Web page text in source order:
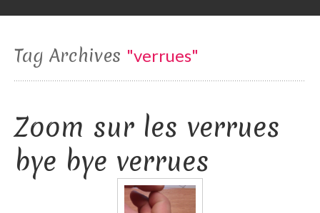
Soins Habitat Bordeaux – Biscarrosse
Soins EMDR
Gestion & libération émotionnelle
Développer son don
Soin passeuse d’âme
Magnétisme : Soins énergétiques à distance
Tag Archives "verrues"
Zoom sur les verrues
bye bye verrues